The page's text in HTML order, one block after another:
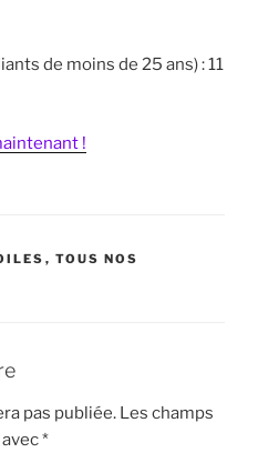
de moins de 25 ans) : 11
!
, TOUS NOS
pas publiée. Les champs
*